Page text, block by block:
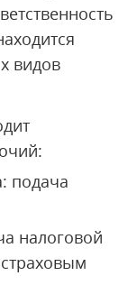
видов
подача
налоговой